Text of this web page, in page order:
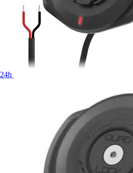
24h